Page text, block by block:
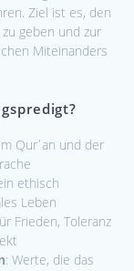
Ziel ist es, den
geben und zur
Miteinanders
Qurʾan und der
ethisch
Leben
Frieden, Toleranz
: Werte, die das